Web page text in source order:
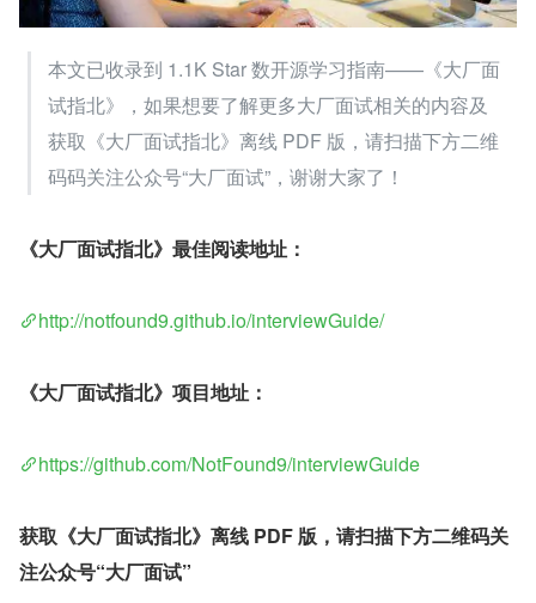
本文已收录到 1.1K Star 数开源学习指南——《大厂面
试指北》，如果想要了解更多大厂面试相关的内容及
获取《大厂面试指北》离线 PDF 版，请扫描下方二维
码码关注公众号“大厂面试”，谢谢大家了！
《大厂面试指北》最佳阅读地址：
http://notfound9.github.io/interviewGuide/
《大厂面试指北》项目地址：
https://github.com/NotFound9/interviewGuide
获取《大厂面试指北》离线 PDF 版，请扫描下方二维码关
注公众号“大厂面试”